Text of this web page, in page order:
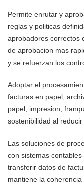
Permite enrutar y
reglas y politicas
aprobadores correctos
de aprobacion mas
y se refuerzan los
Adoptar el
facturas en papel,
papel, impresion,
sostenibilidad al reducir
Las soluciones de
con sistemas
transferir datos de
mantiene la